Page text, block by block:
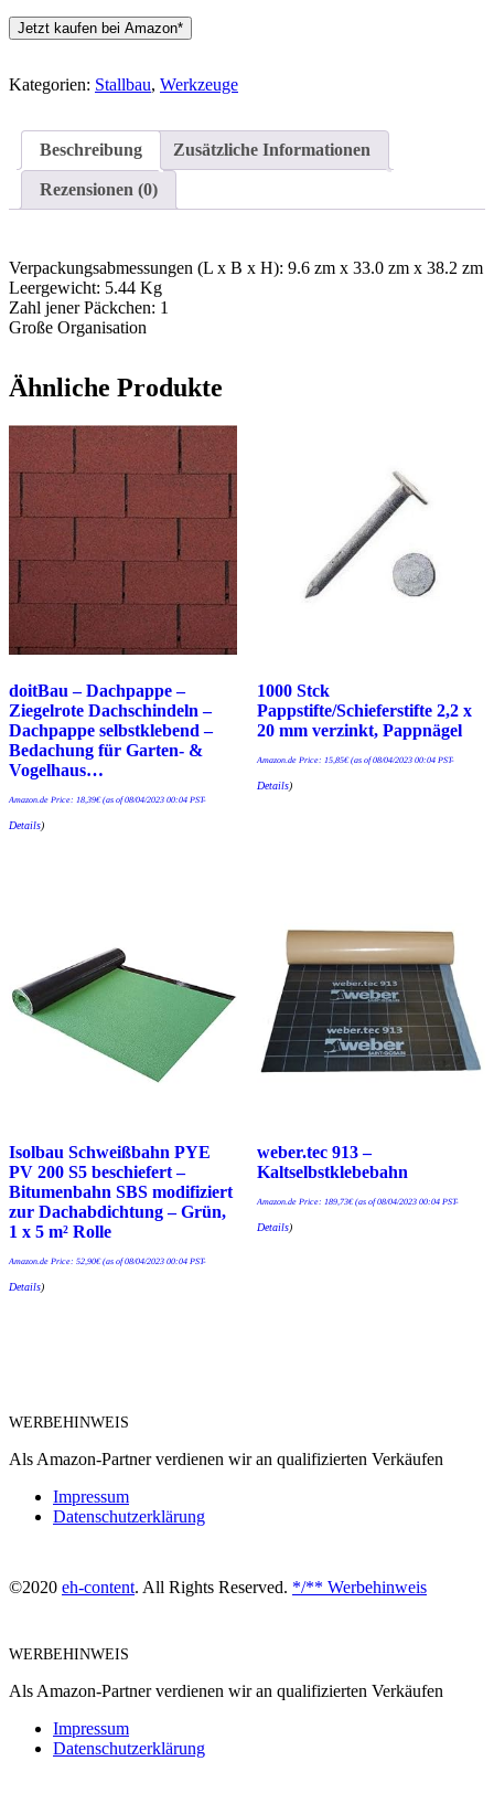
Jetzt kaufen bei Amazon*
Kategorien: Stallbau, Werkzeuge
Beschreibung Zusätzliche Informationen
Rezensionen (0)
Verpackungsabmessungen (L x B x H): 9.6 zm x 33.0 zm x 38.2 zm
Leergewicht: 5.44 Kg
Zahl jener Päckchen: 1
Große Organisation
Ähnliche Produkte
doitBau – Dachpappe –
Ziegelrote Dachschindeln –
Dachpappe selbstklebend –
Bedachung für Garten- &
Vogelhaus…
Amazon.de Price: 18,39€(as of 08/04/2023 00:04 PST-
Details)
1000 Stck
Pappstifte/Schieferstifte 2,2 x
20 mm verzinkt, Pappnägel
Amazon.de Price: 15,85€(as of 08/04/2023 00:04 PST-
Details)
Isolbau Schweißbahn PYE
PV 200 S5 beschiefert –
Bitumenbahn SBS modifiziert
zur Dachabdichtung – Grün,
1 x 5 m² Rolle
Amazon.de Price: 52,90€(as of 08/04/2023 00:04 PST-
Details)
weber.tec 913 –
Kaltselbstklebebahn
Amazon.de Price: 189,73€(as of 08/04/2023 00:04 PST-
Details)
WERBEHINWEIS
Als Amazon-Partner verdienen wir an qualifizierten Verkäufen
Impressum
Datenschutzerklärung
©2020 eh-content. All Rights Reserved. */** Werbehinweis
WERBEHINWEIS
Als Amazon-Partner verdienen wir an qualifizierten Verkäufen
Impressum
Datenschutzerklärung